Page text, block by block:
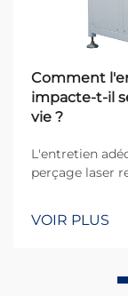
Comment
impacte-t-il
vie ?
L'entretien
perçage laser
fabrication
VOIR PLUS